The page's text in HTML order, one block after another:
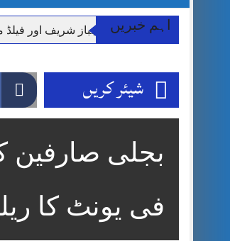
اہم خبریں
وزیر اعظم شہباز شریف اور
قائداعظم نامی شہری کا شناختی
ڈپٹی کمشنر راولپنڈی کیپٹن(ر)
شہید گر وپ کیپٹنعاصم طارق
شیئر کریں
فی یونٹ کا